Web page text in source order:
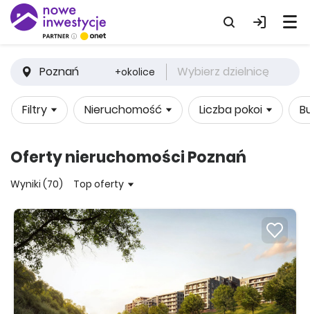
Poznań +okolice Wybierz dzielnicę
Filtry Nieruchomość Liczba pokoi
Oferty nieruchomości Poznań
Wyniki (70) Top oferty